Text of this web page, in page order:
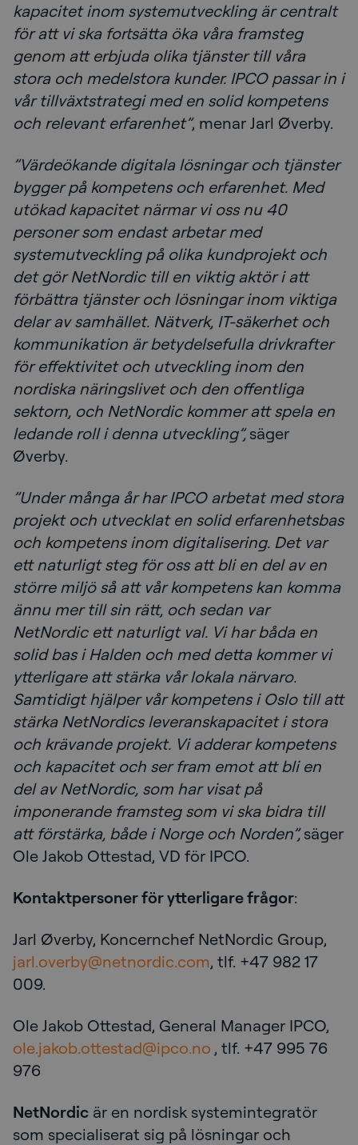
kapacitet inom systemutveckling är centralt
för att vi ska fortsätta öka våra framsteg
genom att erbjuda olika tjänster till våra
stora och medelstora kunder. IPCO passar in i
vår tillväxtstrategi med en solid kompetens
och relevant erfarenhet”, menar Jarl Øverby.
”Värdeökande digitala lösningar och tjänster
bygger på kompetens och erfarenhet. Med
utökad kapacitet närmar vi oss nu 40
personer som endast arbetar med
systemutveckling på olika kundprojekt och
det gör NetNordic till en viktig aktör i att
förbättra tjänster och lösningar inom viktiga
delar av samhället. Nätverk, IT-säkerhet och
kommunikation är betydelsefulla drivkrafter
för effektivitet och utveckling inom den
nordiska näringslivet och den offentliga
sektorn, och NetNordic kommer att spela en
ledande roll i denna utveckling”,säger
Øverby.
”Under många år har IPCO arbetat med stora
projekt och utvecklat en solid erfarenhetsbas
och kompetens inom digitalisering. Det var
ett naturligt steg för oss att bli en del av en
större miljö så att vår kompetens kan komma
ännu mer till sin rätt, och sedan var
NetNordic ett naturligt val. Vi har båda en
solid bas i Halden och med detta kommer vi
ytterligare att stärka vår lokala närvaro.
Samtidigt hjälper vår kompetens i Oslo till att
stärka NetNordics leveranskapacitet i stora
och krävande projekt. Vi adderar kompetens
och kapacitet och ser fram emot att bli en
del av NetNordic, som har visat på
imponerande framsteg som vi ska bidra till
att förstärka, både i Norge och Norden”,säger
Ole Jakob Ottestad, VD för IPCO.
Kontaktpersoner för ytterligare frågor:
Jarl Øverby, Koncernchef NetNordic Group,
jarl.overby@netnordic.com, tlf. +47 982 17
009.
Ole Jakob Ottestad, General Manager IPCO,
ole.jakob.ottestad@ipco.no , tlf. +47 995 76
976
NetNordic är en nordisk systemintegratör
som specialiserat sig på lösningar och